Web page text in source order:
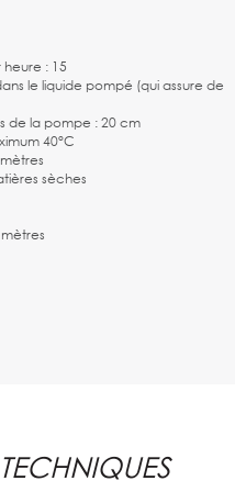
: 15
le liquide pompé (qui assure de
de la pompe : 20 cm
40°C
sèches